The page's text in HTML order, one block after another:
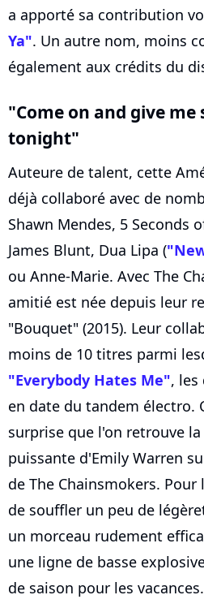
a apporté sa contribution
Ya". Un autre nom, moins
également aux crédits du
"Come on and give me
tonight"
Auteure de talent, cette
déjà collaboré avec de
Shawn Mendes, 5 Seconds
James Blunt, Dua Lipa (
ou Anne-Marie. Avec The
amitié est née depuis leur
"Bouquet" (2015). Leur
moins de 10 titres parmi
"Everybody Hates Me", les
en date du tandem électro.
surprise que l'on retrouve
puissante d'Emily Warren
de The Chainsmokers.
de souffler un peu de
un morceau rudement
une ligne de basse
de saison pour les